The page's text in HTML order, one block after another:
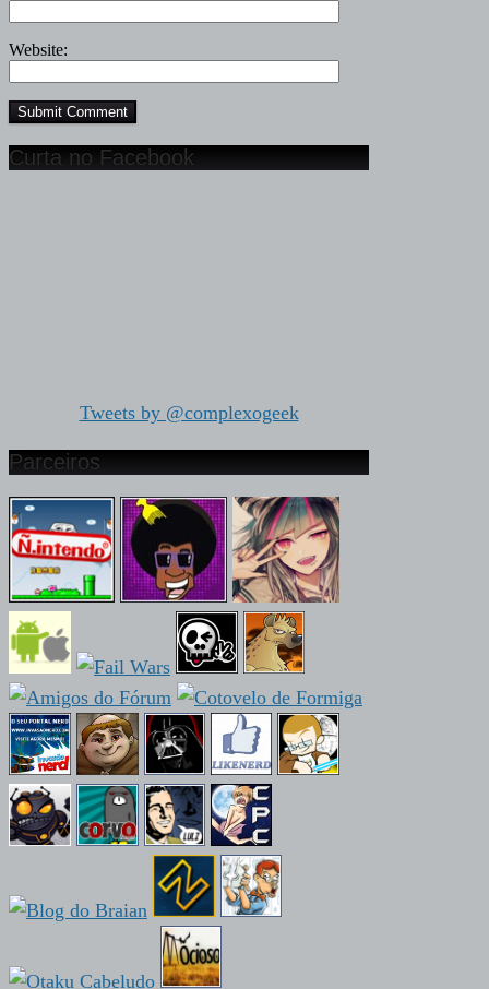
Website:
Curta no Facebook
Tweets by @complexogeek
Parceiros